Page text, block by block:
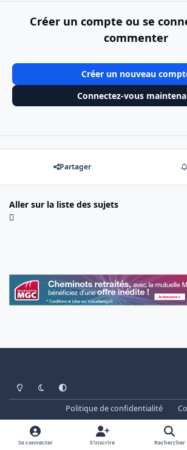
Créer un compte ou se
commenter
Créer un nouveau
Connectez-vous
Partager
Aller sur la liste des sujets
Light ModeDark ModeSystem Preference
Politique de confidentialité
www.cheminots.net - Forum Libre
Powered by
Invision
Se connecter S’inscrire Rechercher